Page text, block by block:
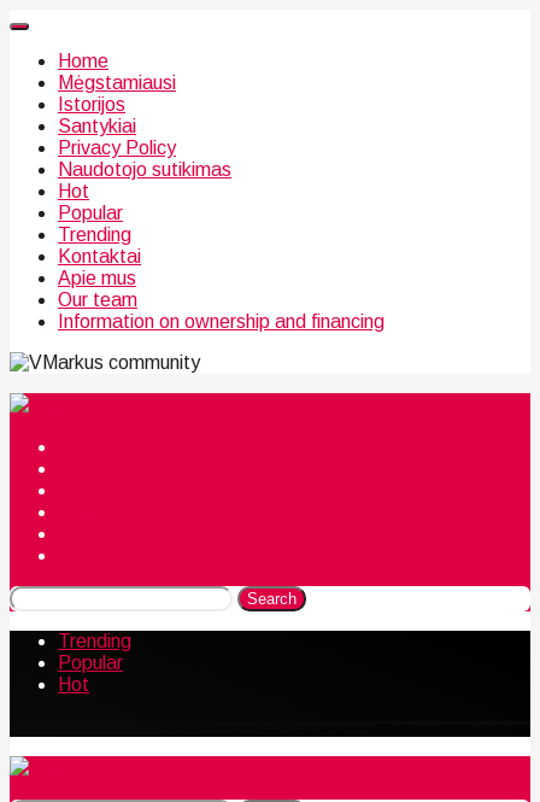
Home
Mėgstamiausi
Istorijos
Santykiai
Privacy Policy
Naudotojo sutikimas
Hot
Popular
Trending
Kontaktai
Apie mus
Our team
Information on ownership and financing
community
Search
Trending
Popular
Hot